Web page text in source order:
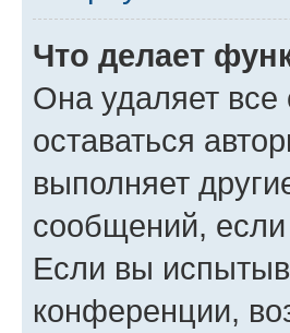
Что делает
Она удаляет
оставаться
выполняет
сообщений,
Если вы
конференции,